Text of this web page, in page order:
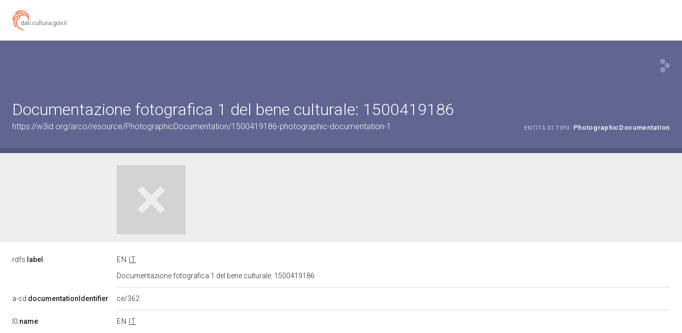
Documentazione fotografica 1 del bene culturale: 1500419186
https://w3id.org/arco/resource/PhotographicDocumentation/1500419186-photographic-documentation-1 ENTITÀ DI TIPO: PhotographicDocumentation
rdfs: label EN
IT
Documentazione fotografica 1 del bene culturale: 1500419186
a-cd:documentationIdentifier ce/362
l0:name EN
IT